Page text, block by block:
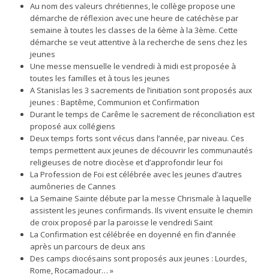
Au nom des valeurs chrétiennes, le collège propose une
démarche de réflexion avec une heure de catéchèse par
semaine à toutes les classes de la 6ème à la 3ème. Cette
démarche se veut attentive à la recherche de sens chez les
jeunes
Une messe mensuelle le vendredi à midi est proposée à
toutes les familles et à tous les jeunes
A Stanislas les 3 sacrements de l’initiation sont proposés aux
jeunes : Baptême, Communion et Confirmation
Durant le temps de Carême le sacrement de réconciliation est
proposé aux collégiens
Deux temps forts sont vécus dans l’année, par niveau. Ces
temps permettent aux jeunes de découvrir les communautés
religieuses de notre diocèse et d’approfondir leur foi
La Profession de Foi est célébrée avec les jeunes d’autres
aumôneries de Cannes
La Semaine Sainte débute par la messe Chrismale à laquelle
assistent les jeunes confirmands. Ils vivent ensuite le chemin
de croix proposé par la paroisse le vendredi Saint
La Confirmation est célébrée en doyenné en fin d’année
après un parcours de deux ans
Des camps diocésains sont proposés aux jeunes : Lourdes,
Rome, Rocamadour… »